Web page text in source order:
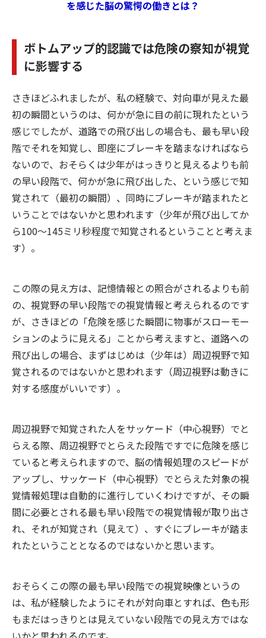
を感じた脳の驚愕の働きとは？
ボトムアップ的認識では危険の察知が視覚
に影響する
さきほどふれましたが、私の経験で、対向車が見えた最
初の瞬間というのは、何かが急に目の前に現れたという
感じでしたが、道路での飛び出しの場合も、最も早い段
階でそれを知覚し、即座にブレーキを踏まなければなら
ないので、おそらくは少年がはっきりと見えるよりも前
の早い段階で、何かが急に飛び出した、という感じで知
覚されて（最初の瞬間）、同時にブレーキが踏まれたと
いうことではないかと思われます（少年が飛び出してか
ら100～145ミリ秒程度で知覚されるということと考えま
す）。
この際の見え方は、記憶情報との照合がされるよりも前
の、視覚野の早い段階での視覚情報と考えられるのです
が、さきほどの「危険を感じた瞬間に物事がスローモー
ションのように見える」ことから考えますと、道路への
飛び出しの場合、まずはじめは（少年は）周辺視野で知
覚されるのではないかと思われます（周辺視野は動きに
対する感度がいいです）。
周辺視野で知覚された人をサッケード（中心視野）でと
らえる際、周辺視野でとらえた段階ですでに危険を感じ
ていると考えられますので、脳の情報処理のスピードが
アップし、サッケード（中心視野）でとらえた対象の視
覚情報処理は自動的に進行していくわけですが、その瞬
間に必要とされる最も早い段階での視覚情報が取り出さ
れ、それが知覚され（見えて）、すぐにブレーキが踏ま
れたということとなるのではないかと思います。
おそらくこの際の最も早い段階での視覚映像というの
は、私が経験したようにそれが対向車とすれば、色も形
もまだはっきりとは見えていない段階での見え方ではな